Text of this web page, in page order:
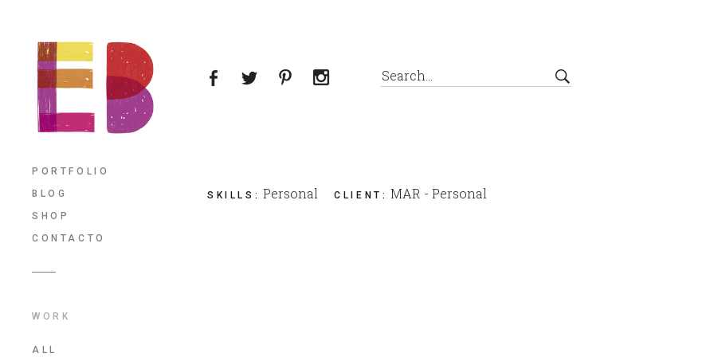
PORTFOLIO
BLOG
SHOP
CONTACTO
WORK
ALL
SKILLS : Personal CLIENT : MAR - Personal